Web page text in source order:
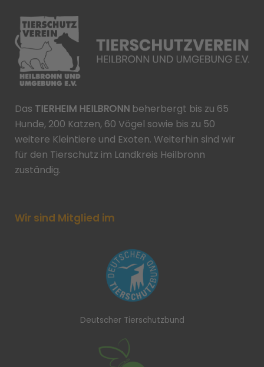
Das TIERHEIM HEILBRONN beherbergt bis zu 65
Hunde, 200 Katzen, 60 Vögel sowie bis zu 50
weitere Kleintiere und Exoten. Weiterhin sind wir
für den Tierschutz im Landkreis Heilbronn
zuständig.
Wir sind Mitglied im
Deutscher Tierschutzbund